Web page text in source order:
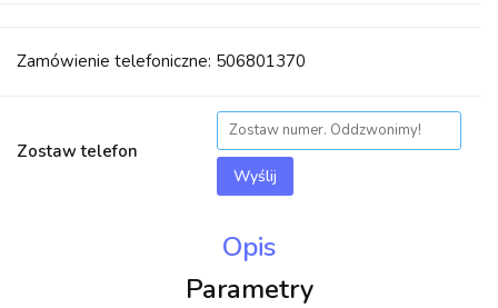
Zamówienie telefoniczne: 506801370
Zostaw telefon
Wyślij
Opis
Parametry